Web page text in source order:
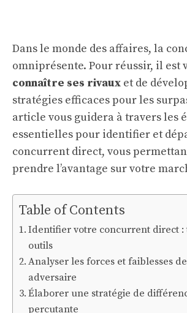
Dans le monde des affaires, la
omniprésente. Pour réussir, il est
connaître ses rivaux et de
stratégies efficaces pour les
article vous guidera à travers les
essentielles pour identifier et
concurrent direct, vous
prendre l’avantage sur votre
Table of Contents
Identifier votre concurrent direct :
outils
Analyser les forces et faiblesses
adversaire
Élaborer une stratégie de
percutante